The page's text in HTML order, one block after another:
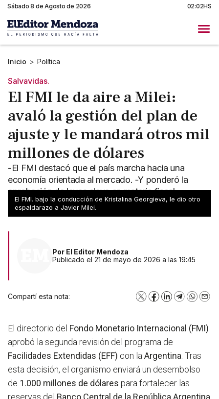
Sábado 8 de Agosto de 2026 02:02HS
Inicio > Política
Salvavidas.
El FMI le da aire a Milei:
avaló la gestión del plan de
ajuste y le mandará otros mil
millones de dólares
-El FMI destacó que el país marcha hacia una
economía orientada al mercado. -Y ponderó la
aprobación de leyes clave en materia fiscal,
comercial y laboral.
El FMI. bajo la conducción de Kristalina Georgieva, le dio otro
espaldarazo a Javier Milei.
Por El Editor Mendoza
Publicado el 21 de mayo de 2026 a las 19:45
Compartí esta nota: X Facebook
LinkedInTelegram
El directorio del Fondo Monetario Internacional (FMI)
aprobó la segunda revisión del programa de
Facilidades Extendidas (EFF) con la Argentina . Tras
esta decisión, el organismo enviará un desembolso
de 1.000 millones de dólares para fortalecer las
reservas del Banco Central de la República Argentina